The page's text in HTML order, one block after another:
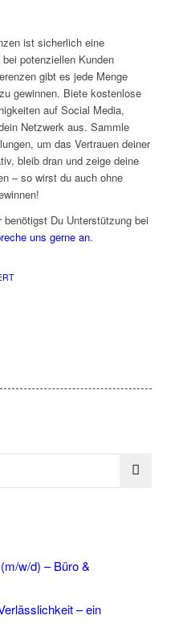
ist sicherlich eine
potenziellen Kunden
gibt es jede Menge
gewinnen. Biete kostenlose
auf Social Media,
Netzwerk aus. Sammle
um das Vertrauen deiner
bleib dran und zeige deine
– so wirst du auch ohne
Du Unterstützung bei
uns gerne an.
w/d) – Büro &
– ein